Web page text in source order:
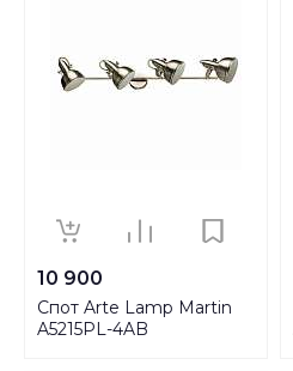
10 900
Спот Arte Lamp Martin
A5215PL-4AB